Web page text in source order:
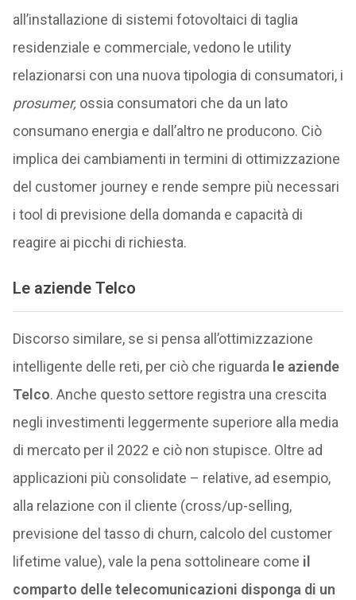
all’installazione di sistemi fotovoltaici di taglia
residenziale e commerciale, vedono le utility
relazionarsi con una nuova tipologia di consumatori, i
prosumer, ossia consumatori che da un lato
consumano energia e dall’altro ne producono. Ciò
implica dei cambiamenti in termini di ottimizzazione
del customer journey e rende sempre più necessari
i tool di previsione della domanda e capacità di
reagire ai picchi di richiesta.
Le aziende Telco
Discorso similare, se si pensa all’ottimizzazione
intelligente delle reti, per ciò che riguardale aziende
Telco. Anche questo settore registra una crescita
negli investimenti leggermente superiore alla media
di mercato per il 2022 e ciò non stupisce. Oltre ad
applicazioni più consolidate – relative, ad esempio,
alla relazione con il cliente (cross/up-selling,
previsione del tasso di churn, calcolo del customer
lifetime value), vale la pena sottolineare come il
comparto delle telecomunicazioni disponga di un